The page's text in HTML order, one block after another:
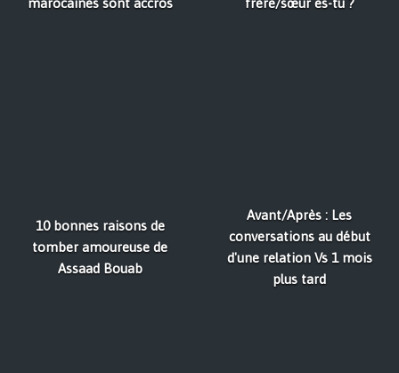
marocaines sont accros
frère/sœur es-tu ?
10 bonnes raisons de
tomber amoureuse de
Assaad Bouab
Avant/Après : Les
conversations au début
d'une relation Vs 1 mois
plus tard